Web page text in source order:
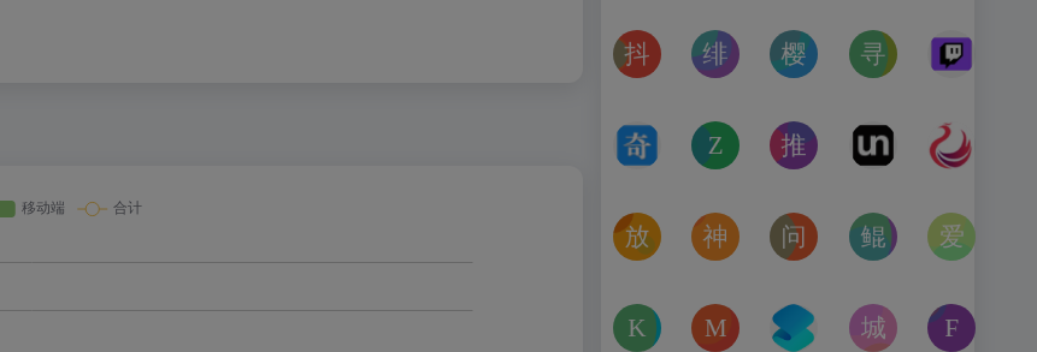
抖音课堂
抖音旗下综合学习平台，覆盖抖音、今日头条、西瓜视
绯月论坛
绯月是一个以动漫、游戏、音乐、绘画等为
樱之空动漫
樱之空动漫是一个专为动漫爱
寻宝天行
完美世界官方授权
奇书网
TXT电子书免费下载,TXT全集下载,小说TXT下载,全本完
Zoom Earth
Zoom Earth风暴追踪器，实时天气和卫星图
推次元
推次元a2cy.com(T站)是以
Unblast – 免费
Unblast是免费设
放屁音乐网
在线免费下载全网MP3付费歌曲
神仙代售
神仙代售，专注于游戏账号交易平台多年
问卷星
免费使用问卷星创建问卷调查
鲲Galgame论坛
一个专注于二次元
kagurafan
游戏补丁分享网站
MCBBS
MCBBS我的世界中文论坛官网入口
转换云
转换云（
城市交通健康榜
高德地图中国主要